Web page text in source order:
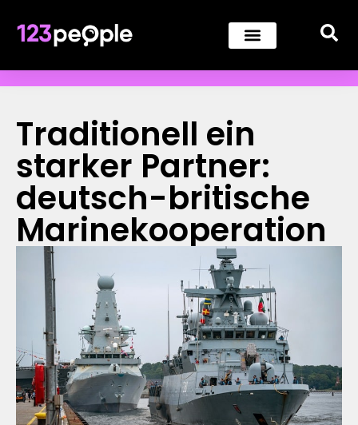
Traditionell ein
starker Partner:
deutsch-britische
Marinekooperation